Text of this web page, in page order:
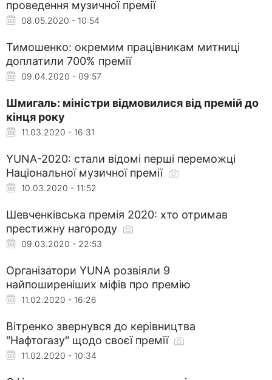
проведення музичної премії
08.05.2020 - 10:54
Тимошенко: окремим працівникам митниці
доплатили 700% премії
09.04.2020 - 09:57
Шмигаль: міністри відмовилися від премій до
кінця року
11.03.2020 - 16:31
YUNA-2020: стали відомі перші переможці
Національної музичної премії
10.03.2020 - 11:52
Шевченківська премія 2020: хто отримав
престижну нагороду
09.03.2020 - 22:53
Організатори YUNA розвіяли 9
найпоширеніших міфів про премію
11.02.2020 - 16:26
Вітренко звернувся до керівництва
"Нафтогазу" щодо своєї премії
11.02.2020 - 10:34